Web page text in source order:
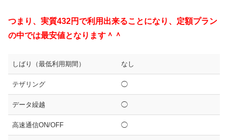
つまり、実質432円で利用出来ることになり、定額プラン
の中では最安値となります＾＾
しばり（最低利用期間） なし
テザリング ◯
データ繰越 ◯
高速通信ON/OFF ◯